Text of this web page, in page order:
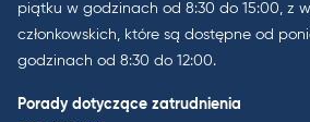
piątku w godzinach od 8:30 do 15:00, z
członkowskich, które są dostępne od
godzinach od 8:30 do 12:00.
Porady dotyczące zatrudnienia